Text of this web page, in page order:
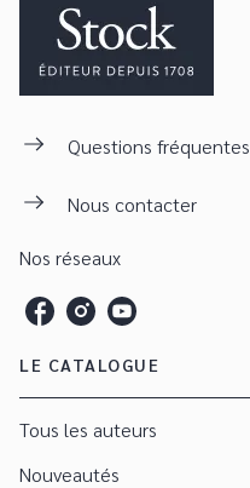
Questions fréquentes
Nous contacter
Nos réseaux
LE CATALOGUE
Tous les auteurs
Nouveautés